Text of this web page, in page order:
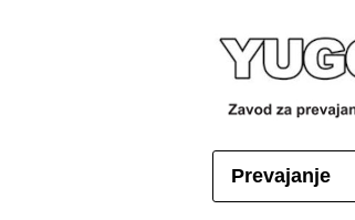
Prevajanje